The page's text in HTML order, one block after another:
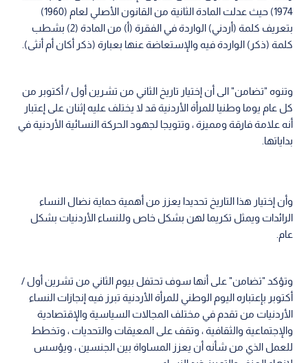
1974) حيث عدلت المادة الثانية من القانون الأصلي لعام (1960)
بتعريف كلمة (أردني) الواردة في الفقرة (أ) من المادة (2) بشطب
كلمة (ذكر) الواردة فيه والإستعاضة عنها بعبارة (ذكر أكان أم أنثى).
وتنوه "تضامن" الى أن إختيار تاريخ الثاني من تشرين أول / أكتوبر من
كل عام يوما وطنيا للمرأة الأردنية قد لا يختلف عليه إثنان على إعتبار
أنه علامة فارقة ومميزة ، وتتويجا لجهود الحركة النسائية الأردنية في
بداياتها.
وأن إختيار هذا التاريخ تحديدا يعزز من أهمية حماية نضال النساء
الرائدات ويمثل تكريما لهن بشكل خاص وللنساء الأردنيات بشكل
عام.
وتؤكد "تضامن" على أنها سوف تحتفل بيوم الثاني من تشرين أول /
أكتوبر بإعتباره اليوم الوطني للمرأة الأردنية تبرز فيه إنجازات النساء
الأردنيات من تقدم في مختلف المجالات السياسية والإقتصادية
والإجتماعية والثقافية ، وتقف على المعيقات والتحديات ، وتخطط
للعمل الذي من شأنه أن يعزز المساواة بين الجنسين ، ويؤسس